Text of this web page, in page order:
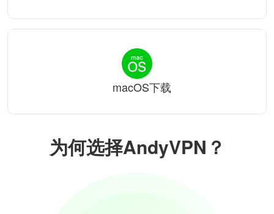
为何选择AndyVPN？
macOS下载